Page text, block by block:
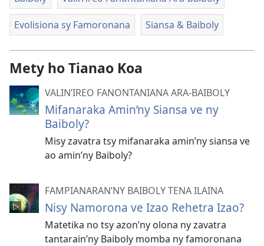
Evolisiona sy Famoronana Siansa & Baiboly
Mety ho Tianao Koa
VALIN’IREO FANONTANIANA ARA-BAIBOLY
Mifanaraka Amin’ny Siansa ve ny
Baiboly?
Misy zavatra tsy mifanaraka amin’ny siansa ve
ao amin’ny Baiboly?
FAMPIANARAN’NY BAIBOLY TENA ILAINA
Nisy Namorona ve Izao Rehetra Izao?
Matetika no tsy azon’ny olona ny zavatra
tantarain’ny Baiboly momba ny famoronana